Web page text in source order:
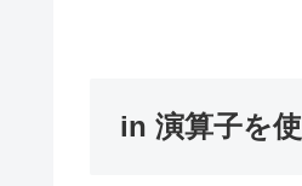
in 演算子を